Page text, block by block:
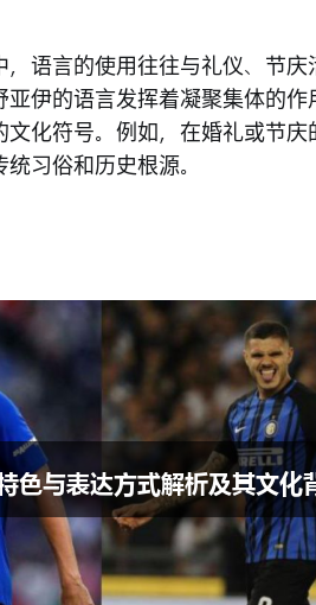
，语言的使用往往与礼仪、节
亚伊的语言发挥着凝聚集体的
文化符号。例如，在婚礼或节
习俗和历史根源。